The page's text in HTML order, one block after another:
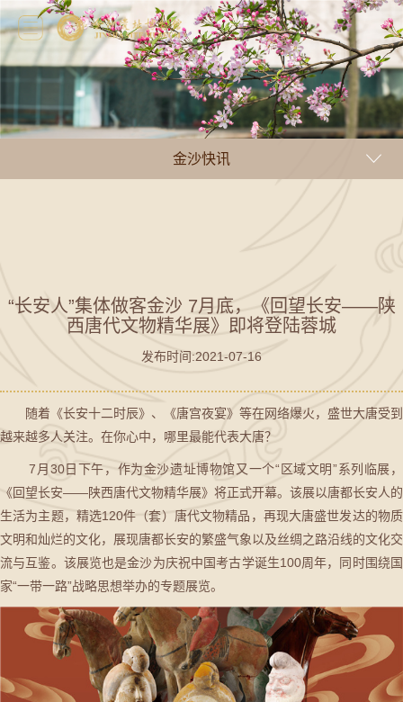
金沙快讯
“长安人”集体做客金沙 7月底，《回望长安——陕
西唐代文物精华展》即将登陆蓉城
发布时间:2021-07-16
随着《长安十二时辰》、《唐宫夜宴》等在网络爆火，盛世大唐受到
越来越多人关注。在你心中，哪里最能代表大唐？
7月30日下午，作为金沙遗址博物馆又一个“区域文明”系列临展，
《回望长安——陕西唐代文物精华展》将正式开幕。该展以唐都长安人的
生活为主题，精选120件（套）唐代文物精品，再现大唐盛世发达的物质
文明和灿烂的文化，展现唐都长安的繁盛气象以及丝绸之路沿线的文化交
流与互鉴。该展览也是金沙为庆祝中国考古学诞生100周年，同时围绕国
家“一带一路”战略思想举办的专题展览。